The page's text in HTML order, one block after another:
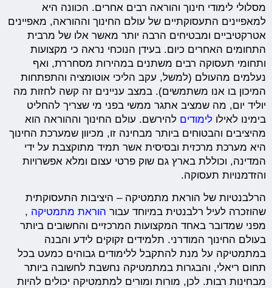
מסלולי לימודי חינוך והוראה רבים אחרים. הכוונה היא
למאפיינים התעסוקתיים של עולם החינוך וההוראה, מאפיינים
אטרקטיביים ומבטיחים הרבה יותר מאשר אלו של מרבית
התחומים האחרים כיום. בעידן הנוכחי נראה כי מקצועות
ותחומי תעסוקה רבים משתנים במהירות מסחררת, ואף
נעלמים מהעולם (למשל, עקב הליכי אוטומציה והתפתחות
המיכון בו אנו משתמשים). במצב עניינים זה קשה לחזות מה
יוליד יום, מה שמציב אתגר ממשי בפני מי שצריך להחליט
בימינו לאילולימודים להירשם. עולם החינוך וההוראה הוא
מהיציבים והבטוחים ביותר מבחינה זו, מכיוון שמערכת החינוך
היא מערכת מרכזית ובסיסית אשר תמיד מתוקצבת על ידי
המדינה, וכוללת בארץ גם שוק פרטי עצום ומלא אפשרויות
והזדמנויות תעסוקה.
הרלבנטיות של הוראת מתמטיקה – היציבות התעסוקתית
שהוזכרה לעיל רלבנטית במיוחד עבור הוראת מתמטיקה ,
מפני שמדובר באחד המקצועות המרכזיים והחשובים ביותר
בעולם החינוך המודרני. תלמידים זקוקים לידע והבנה
במתמטיקה על מנת להתקבל ללימודים גבוהים כמעט בכל
תחום ריאלי, והבגרות במתמטיקה נחשבת לחשובה ביותר
מבחינות רבות. לכן, מורות ומורים למתמטיקה יכולים להיות